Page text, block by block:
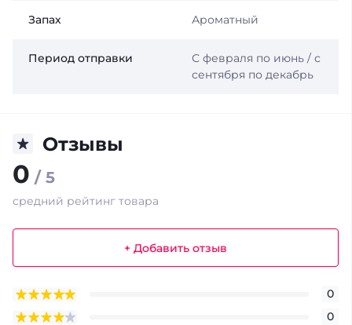
Запах Ароматный
Период отправки
С февраля по июнь / с
сентября по декабрь
Отзывы
0 / 5
средний рейтинг товара
+ Добавить отзыв
0
0